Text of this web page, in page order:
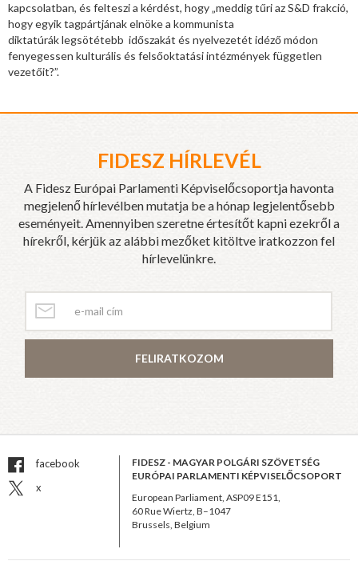
kapcsolatban, és felteszi a kérdést, hogy „meddig tűri az S&D frakció,
hogy egyik tagpártjának elnöke a kommunista
diktatúrák legsötétebb időszakát és nyelvezetét idéző módon
fenyegessen kulturális és felsőoktatási intézmények független
vezetőit?”.
FIDESZ HÍRLEVÉL
A Fidesz Európai Parlamenti Képviselőcsoportja havonta
megjelenő hírlevélben mutatja be a hónap legjelentősebb
eseményeit. Amennyiben szeretne értesítőt kapni ezekről a
hírekről, kérjük az alábbi mezőket kitöltve iratkozzon fel
hírlevelünkre.
FELIRATKOZOM
facebook
x
FIDESZ - MAGYAR POLGÁRI SZÖVETSÉG
EURÓPAI PARLAMENTI KÉPVISELŐCSOPORT
European Parliament, ASP09 E151,
60 Rue Wiertz, B–1047
Brussels, Belgium